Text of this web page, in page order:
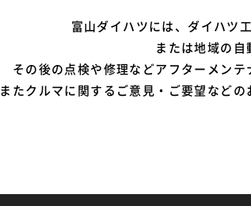
富山ダイハツには、ダイハツ
または地域の自
その後の点検や修理などアフターメン
またクルマに関するご意見・ご要望など